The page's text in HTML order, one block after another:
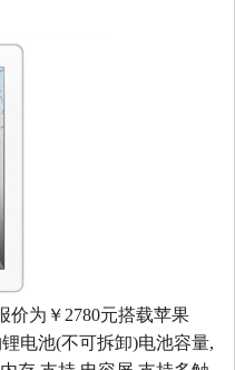
价为￥2780元搭载苹果
电池(不可拆卸)电池容量,